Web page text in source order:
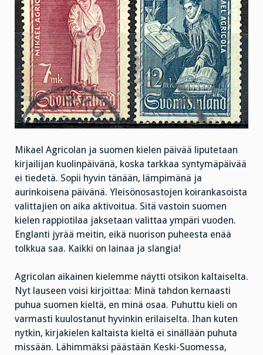
Mikael Agricolan ja suomen kielen päivää liputetaan
kirjailijan kuolinpäivänä, koska tarkkaa syntymäpäivää
ei tiedetä. Sopii hyvin tänään, lämpimänä ja
aurinkoisena päivänä. Yleisönosastojen koirankasoista
valittajien on aika aktivoitua. Sitä vastoin suomen
kielen rappiotilaa jaksetaan valittaa ympäri vuoden.
Englanti jyrää meitin, eikä nuorison puheesta enää
tolkkua saa. Kaikki on lainaa ja slangia!
Agricolan aikainen kielemme näytti otsikon kaltaiselta.
Nyt lauseen voisi kirjoittaa: Minä tahdon kernaasti
puhua suomen kieltä, en minä osaa. Puhuttu kieli on
varmasti kuulostanut hyvinkin erilaiselta. Ihan kuten
nytkin, kirjakielen kaltaista kieltä ei sinällään puhuta
missään. Lähimmäksi päästään Keski-Suomessa,